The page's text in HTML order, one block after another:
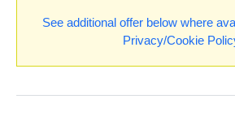
See additional offer below where
Privacy/Cookie